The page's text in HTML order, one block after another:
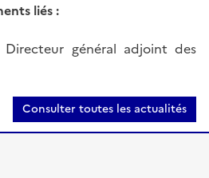
liés :
Directeur général adjoint des
Consulter toutes les actualités